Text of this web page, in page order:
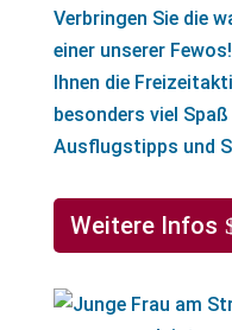
Verbringen Sie die
einer unserer
Ihnen die
besonders viel
Ausflugstipps und
Weitere Infos